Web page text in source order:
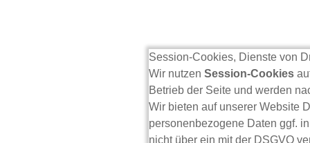
Session-Cookies, Dienste von
Wir nutzen Session-Cookies
Betrieb der Seite und werden
Wir bieten auf unserer Website
personenbezogene Daten ggf.
nicht über ein mit der DSGVO